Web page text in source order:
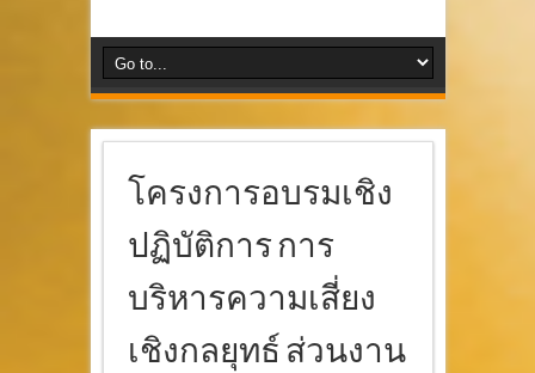
โครงการอบรมเชิง
ปฏิบัติการ การ
บริหารความเสี่ยง
เชิงกลยุทธ์ ส่วนงาน